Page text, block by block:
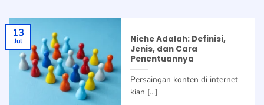
Niche Adalah: Definisi,
Jenis, dan Cara
Penentuannya
Persaingan konten di internet
kian [...]
13
Jul